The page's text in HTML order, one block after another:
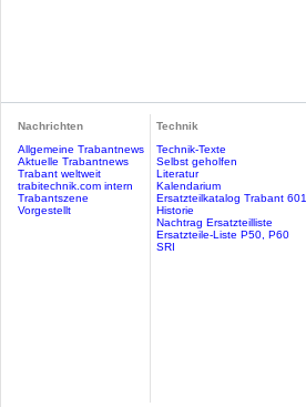
Nachrichten
Allgemeine Trabantnews
Aktuelle Trabantnews
Trabant weltweit
trabitechnik.com intern
Trabantszene
Vorgestellt
Technik
Technik-Texte
Selbst geholfen
Literatur
Kalendarium
Ersatzteilkatalog Trabant 601
Historie
Nachtrag Ersatzteilliste
Ersatzteile-Liste P50, P60
SRI